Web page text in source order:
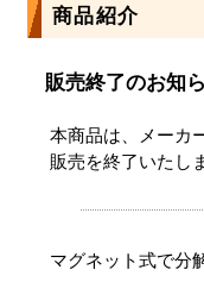
商品紹介
販売終了のお知
本商品は、メーカ
販売を終了いたし
マグネット式で分